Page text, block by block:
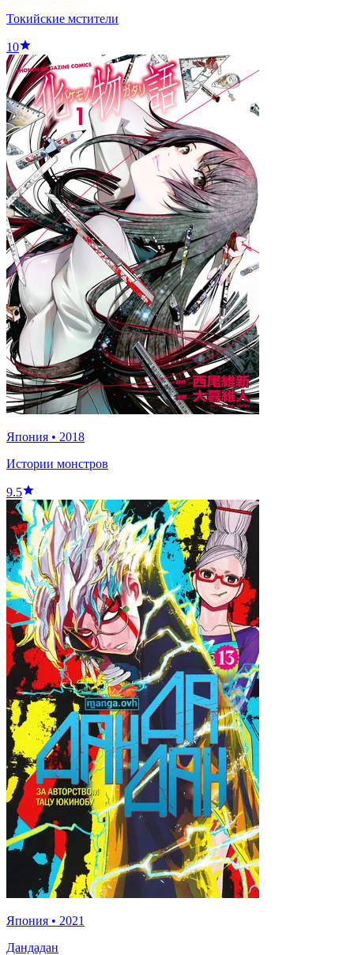
Токийские мстители
10
Япония • 2018
Истории монстров
9.5
Япония • 2021
Дандадан